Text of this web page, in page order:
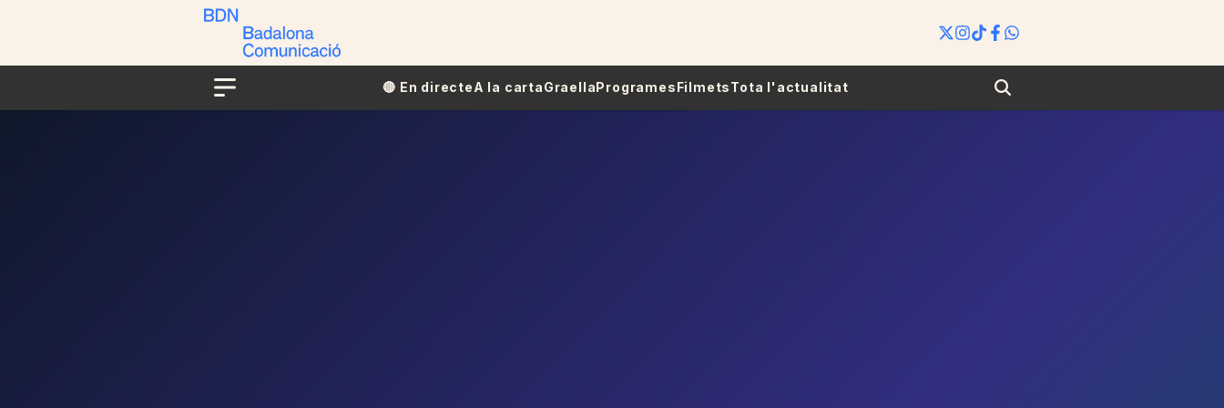
Menu
🔴​​ En directeA la cartaGraellaProgramesFilmetsTota l'actualitat Search